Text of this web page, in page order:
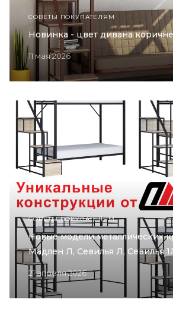
СОВЕТЫ ПОКУПАТЕЛЯМ
11 мая 2026
Новинка - цвет дивана
СОВЕТЫ ПОКУПАТЕЛЯМ
21 апреля 2026
Новые модели металлических
Мадлен Л, Севилья Л, Севилья